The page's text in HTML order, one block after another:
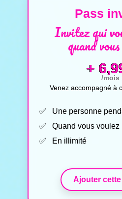
Pass
Invitez qui
quand
+
/mois
Venez accompagné à
Une personne
Quand vous voulez
En illimité
Ajouter